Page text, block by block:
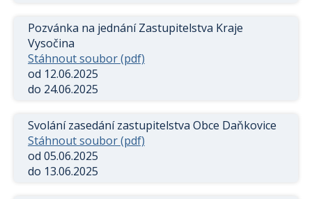
Pozvánka na jednání Zastupitelstva Kraje
Vysočina
Stáhnout soubor (pdf)
od 12.06.2025
do 24.06.2025
Svolání zasedání zastupitelstva Obce Daňkovice
Stáhnout soubor (pdf)
od 05.06.2025
do 13.06.2025